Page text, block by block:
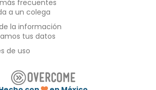
frecuentes
a un colega
la información
tus datos
de uso